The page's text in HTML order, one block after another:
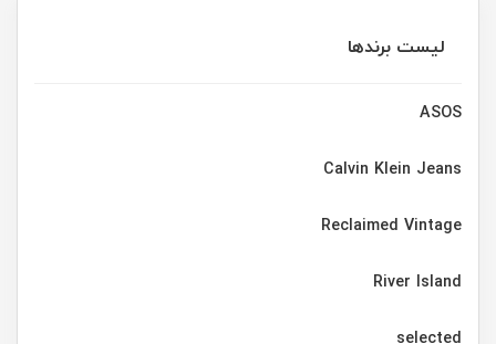
لیست برندها
ASOS
Calvin Klein Jeans
Reclaimed Vintage
River Island
selected